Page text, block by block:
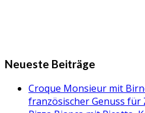
Neueste Beiträge
Croque Monsieur mit
französischer Genuss für